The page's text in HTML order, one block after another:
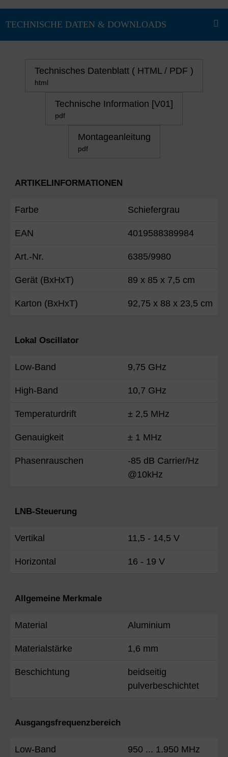
Technisches Datenblatt ( HTML / PDF )
html
Technische Information [V01]
pdf
Montageanleitung
pdf
ARTIKELINFORMATIONEN
Farbe Schiefergrau
EAN 4019588389984
Art.-Nr. 6385/9980
Gerät (BxHxT) 89 x 85 x 7,5 cm
Karton (BxHxT) 92,75 x 88 x 23,5 cm
Lokal Oscillator
Low-Band 9,75 GHz
High-Band 10,7 GHz
Temperaturdrift ± 2,5 MHz
Genauigkeit ± 1 MHz
Phasenrauschen
-85 dB Carrier/Hz
@10kHz
LNB-Steuerung
Vertikal 11,5 - 14,5 V
Horizontal 16 - 19 V
Allgemeine Merkmale
Material Aluminium
Materialstärke 1,6 mm
Beschichtung
beidseitig
pulverbeschichtet
Ausgangsfrequenzbereich
Low-Band 950 ... 1.950 MHz